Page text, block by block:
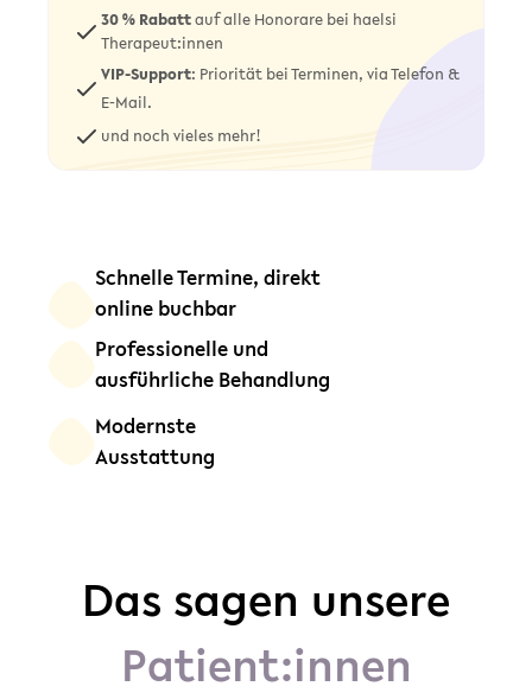
30 % Rabattauf alle Honorare bei haelsi
Therapeut:innen
VIP-Support: Priorität bei Terminen, via Telefon &
E-Mail.
und noch vieles mehr!
Schnelle Termine, direkt
online buchbar
Professionelle und
ausführliche Behandlung
Modernste
Ausstattung
Das sagen unsere
Patient:innen